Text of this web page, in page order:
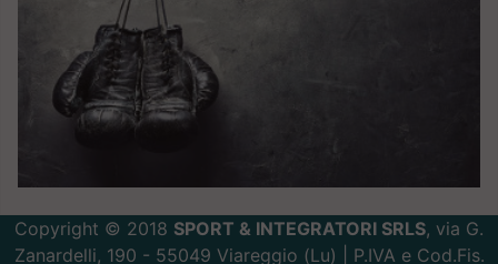
Copyright © 2018 SPORT & INTEGRATORI SRLS, via G.
Zanardelli, 190 - 55049 Viareggio (Lu) | P.IVA e Cod.Fis.